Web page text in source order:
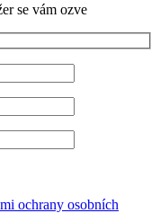
se vám ozve
ochrany osobních